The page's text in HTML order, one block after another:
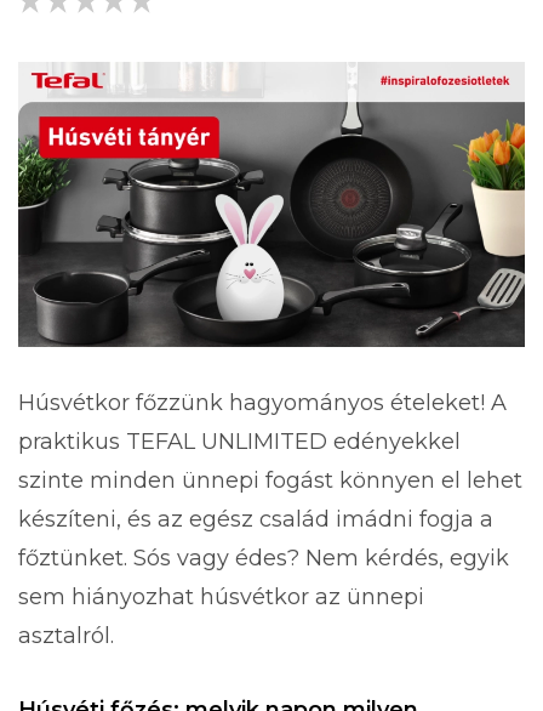
Húsvétkor főzzünk hagyományos ételeket! A
praktikus TEFAL UNLIMITED edényekkel
szinte minden ünnepi fogást könnyen el lehet
készíteni, és az egész család imádni fogja a
főztünket. Sós vagy édes? Nem kérdés, egyik
sem hiányozhat húsvétkor az ünnepi
asztalról.